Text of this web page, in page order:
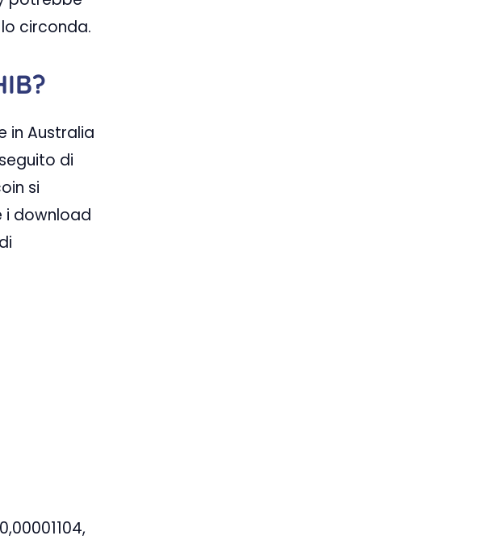
circonda.
in Australia
di
si
i download